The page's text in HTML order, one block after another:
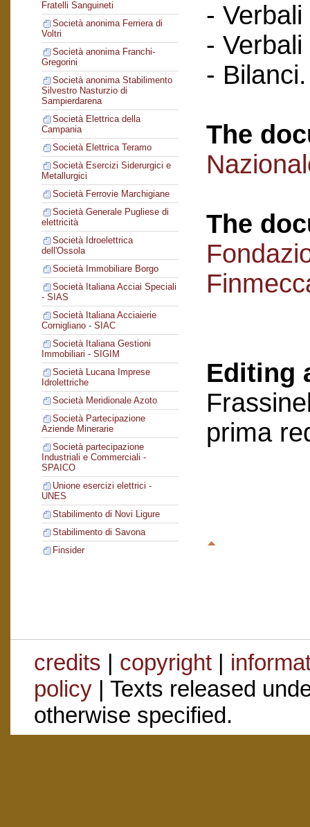
Fratelli Sanguineti
Società anonima Ferriera di
Voltri
Società anonima Franchi-
Gregorini
Società anonima Stabilimento
Silvestro Nasturzio di
Sampierdarena
Società Elettrica della
Campania
Società Elettrica Teramo
Società Esercizi Siderurgici e
Metallurgici
Società Ferrovie Marchigiane
Società Generale Pugliese di
elettricità
Società Idroelettrica
dell'Ossola
Società Immobiliare Borgo
Società Italiana Acciai Speciali
- SIAS
Società Italiana Acciaierie
Cornigliano - SIAC
Società Italiana Gestioni
Immobiliari - SIGIM
Società Lucana Imprese
Idrolettriche
Società Meridionale Azoto
Società Partecipazione
Aziende Minerarie
Società partecipazione
Industriali e Commerciali -
SPAICO
Unione esercizi elettrici -
UNES
Stabilimento di Novi Ligure
Stabilimento di Savona
Finsider
-
-
- Bilanci.
The
The
Editing
prima
credits | copyright|
policy| Texts released
otherwise specified.